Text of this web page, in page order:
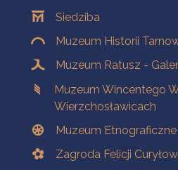
Siedziba
Muzeum Historii
Muzeum Ratusz -
Muzeum Wincentego
Wierzchosławicach
Muzeum Etnograficzne
Zagroda Felicji